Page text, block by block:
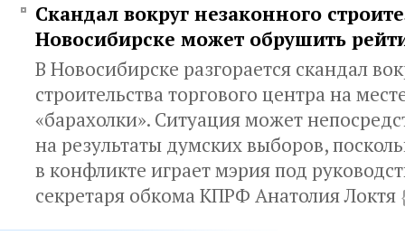
Скандал вокруг незаконного
Новосибирске может обрушить
В Новосибирске разгорается скандал
строительства торгового центра на
«барахолки». Ситуация может
на результаты думских выборов,
в конфликте играет мэрия под
секретаря обкома КПРФ Анатолия Локтя